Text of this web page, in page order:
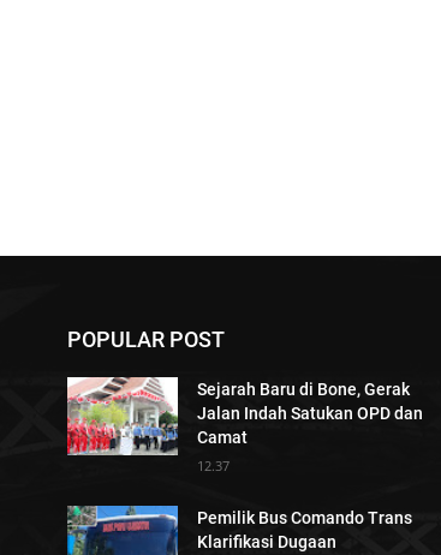
POPULAR POST
Sejarah Baru di Bone, Gerak
Jalan Indah Satukan OPD dan
Camat
12.37
Pemilik Bus Comando Trans
Klarifikasi Dugaan